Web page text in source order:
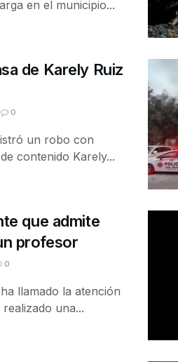
en el municipio...
de Karely Ruiz
0
un robo con
contenido Karely...
que admite
profesor
0
llamado la atención
una...